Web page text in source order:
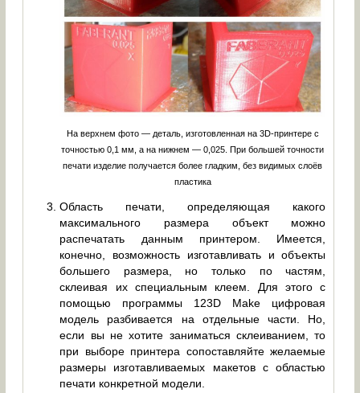
На верхнем фото — деталь, изготовленная на 3D-принтере с
точностью 0,1 мм, а на нижнем — 0,025. При большей точности
печати изделие получается более гладким, без видимых слоёв
пластика
Область печати, определяющая какого
максимального размера объект можно
распечатать данным принтером. Имеется,
конечно, возможность изготавливать и объекты
большего размера, но только по частям,
склеивая их специальным клеем. Для этого с
помощью программы 123D Make цифровая
модель разбивается на отдельные части. Но,
если вы не хотите заниматься склеиванием, то
при выборе принтера сопоставляйте желаемые
размеры изготавливаемых макетов с областью
печати конкретной модели.